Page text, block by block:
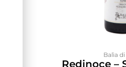
Balìa
Redinoce –